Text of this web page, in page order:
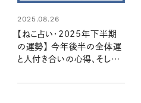
2025.08.26
【ねこ占い・2025年下半期
の運勢】 今年後半の全体運
と人付き合いの心得、そして